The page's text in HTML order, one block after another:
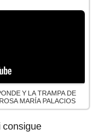
Y LA TRAMPA DE
MARÍA PALACIOS
consigue